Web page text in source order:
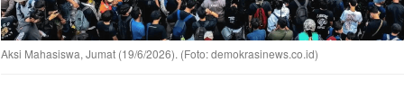
Aksi Mahasiswa, Jumat (19/6/2026). (Foto: demokrasinews.co.id)